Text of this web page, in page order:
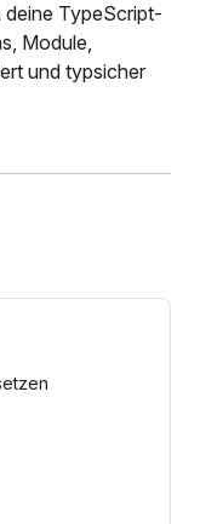
TypeScript-
Module,
und typsicher